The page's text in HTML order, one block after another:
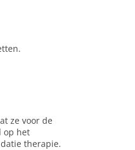
ze voor de
op het
therapie.